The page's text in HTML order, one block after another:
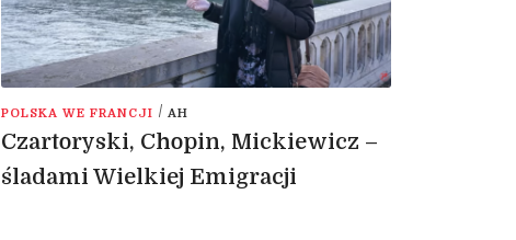
POLSKA WE FRANCJI / AH
Czartoryski, Chopin, Mickiewicz –
śladami Wielkiej Emigracji